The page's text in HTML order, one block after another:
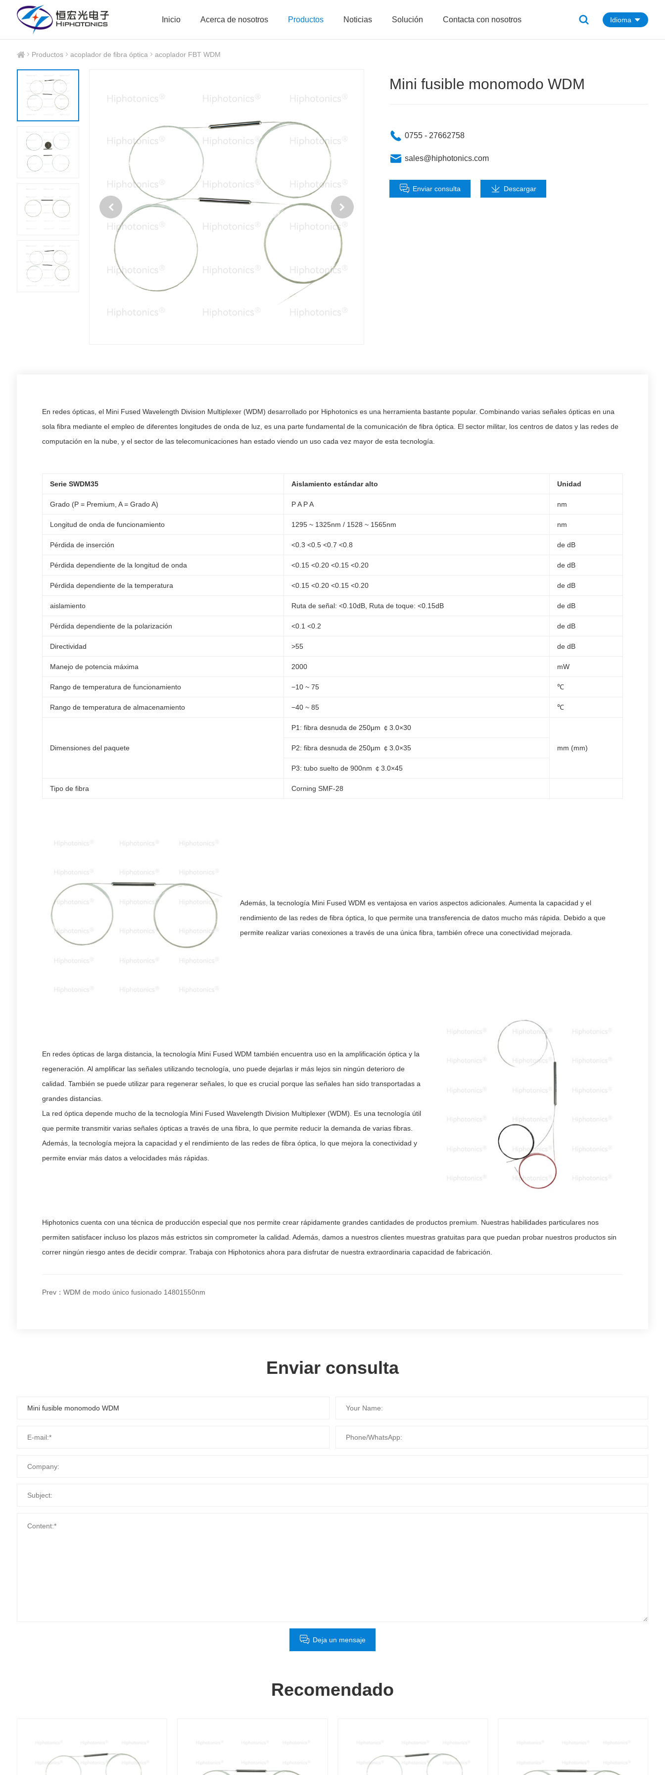
Inicio Acerca de nosotros Productos Noticias Solución Contacta con nosotros Idioma
Productos acoplador de fibra óptica acoplador FBT WDM
Mini fusible monomodo WDM
0755 - 27662758
sales@hiphotonics.com
Enviar consulta Descargar
En redes ópticas, el Mini Fused Wavelength Division Multiplexer (WDM) desarrollado por Hiphotonics es una herramienta bastante popular. Combinando varias señales ópticas en una
sola fibra mediante el empleo de diferentes longitudes de onda de luz, es una parte fundamental de la comunicación de fibra óptica. El sector militar, los centros de datos y las redes de
computación en la nube, y el sector de las telecomunicaciones han estado viendo un uso cada vez mayor de esta tecnología.
Serie SWDM35 Aislamiento estándar alto Unidad
Grado (P = Premium, A = Grado A) P A P A nm
Longitud de onda de funcionamiento 1295 ~ 1325nm / 1528 ~ 1565nm nm
Pérdida de inserción <0.3 <0.5 <0.7 <0.8 de dB
Pérdida dependiente de la longitud de onda <0.15 <0.20 <0.15 <0.20 de dB
Pérdida dependiente de la temperatura <0.15 <0.20 <0.15 <0.20 de dB
aislamiento Ruta de señal: <0.10dB, Ruta de toque: <0.15dB de dB
Pérdida dependiente de la polarización <0.1 <0.2 de dB
Directividad >55 de dB
Manejo de potencia máxima 2000 mW
Rango de temperatura de funcionamiento −10 ~ 75 ℃
Rango de temperatura de almacenamiento −40 ~ 85 ℃
Dimensiones del paquete
P1: fibra desnuda de 250μm ￠3.0×30
mm (mm)
P2: fibra desnuda de 250μm ￠3.0×35
P3: tubo suelto de 900nm ￠3.0×45
Tipo de fibra Corning SMF-28
Además, la tecnología Mini Fused WDM es ventajosa en varios aspectos adicionales. Aumenta la capacidad y el
rendimiento de las redes de fibra óptica, lo que permite una transferencia de datos mucho más rápida. Debido a que
permite realizar varias conexiones a través de una única fibra, también ofrece una conectividad mejorada.
En redes ópticas de larga distancia, la tecnología Mini Fused WDM también encuentra uso en la amplificación óptica y la
regeneración. Al amplificar las señales utilizando tecnología, uno puede dejarlas ir más lejos sin ningún deterioro de
calidad. También se puede utilizar para regenerar señales, lo que es crucial porque las señales han sido transportadas a
grandes distancias.
La red óptica depende mucho de la tecnología Mini Fused Wavelength Division Multiplexer (WDM). Es una tecnología útil
que permite transmitir varias señales ópticas a través de una fibra, lo que permite reducir la demanda de varias fibras.
Además, la tecnología mejora la capacidad y el rendimiento de las redes de fibra óptica, lo que mejora la conectividad y
permite enviar más datos a velocidades más rápidas.
Hiphotonics cuenta con una técnica de producción especial que nos permite crear rápidamente grandes cantidades de productos premium. Nuestras habilidades particulares nos
permiten satisfacer incluso los plazos más estrictos sin comprometer la calidad. Además, damos a nuestros clientes muestras gratuitas para que puedan probar nuestros productos sin
correr ningún riesgo antes de decidir comprar. Trabaja con Hiphotonics ahora para disfrutar de nuestra extraordinaria capacidad de fabricación.
Prev：WDM de modo único fusionado 14801550nm
Enviar consulta
Deja un mensaje
Recomendado